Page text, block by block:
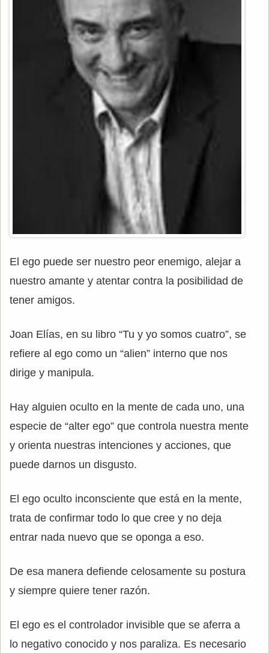
El ego puede ser nuestro peor enemigo, alejar a
nuestro amante y atentar contra la posibilidad de
tener amigos.
Joan Elías, en su libro “Tu y yo somos cuatro”, se
refiere al ego como un “alien” interno que nos
dirige y manipula.
Hay alguien oculto en la mente de cada uno, una
especie de “alter ego” que controla nuestra mente
y orienta nuestras intenciones y acciones, que
puede darnos un disgusto.
El ego oculto inconsciente que está en la mente,
trata de confirmar todo lo que cree y no deja
entrar nada nuevo que se oponga a eso.
De esa manera defiende celosamente su postura
y siempre quiere tener razón.
El ego es el controlador invisible que se aferra a
lo negativo conocido y nos paraliza. Es necesario